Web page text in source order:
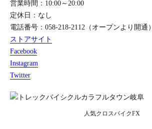
営業時間：10:00～20:00
定休日：なし
電話番号：058-218-2112（オープンより開通）
ストアサイト
Facebook
Instagram
Twitter
人気クロスバイクFX